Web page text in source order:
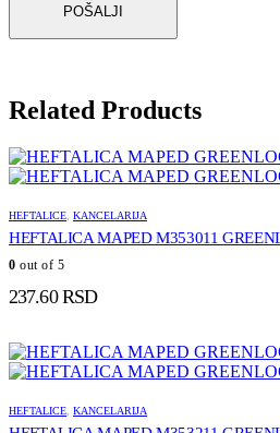
Related Products
HEFTALICE KANCELARIJA
HEFTALICA MAPED M353011
0 out of 5
237.60RSD
HEFTALICE KANCELARIJA